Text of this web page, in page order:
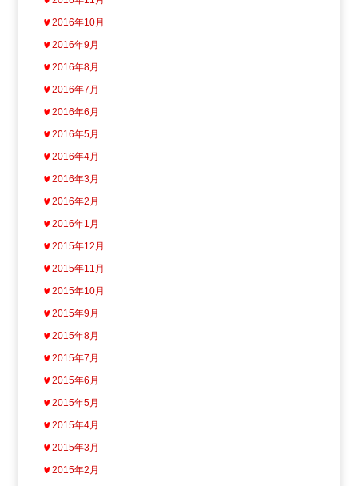
2016年10月
2016年9月
2016年8月
2016年7月
2016年6月
2016年5月
2016年4月
2016年3月
2016年2月
2016年1月
2015年12月
2015年11月
2015年10月
2015年9月
2015年8月
2015年7月
2015年6月
2015年5月
2015年4月
2015年3月
2015年2月